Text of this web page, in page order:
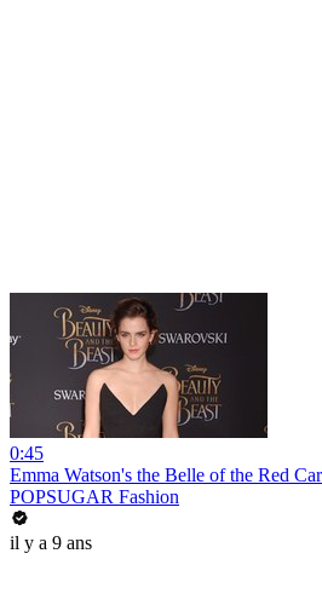
0:45
Emma Watson's the Belle of the Red
POPSUGAR Fashion
il y a 9 ans